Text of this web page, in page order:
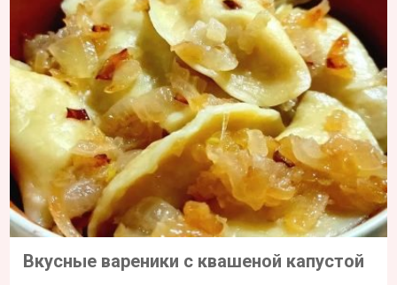
Вкусные вареники с квашеной капустой